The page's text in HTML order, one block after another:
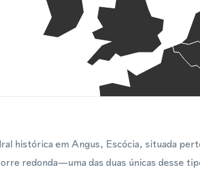
histórica em Angus, Escócia, situada
redonda—uma das duas únicas desse